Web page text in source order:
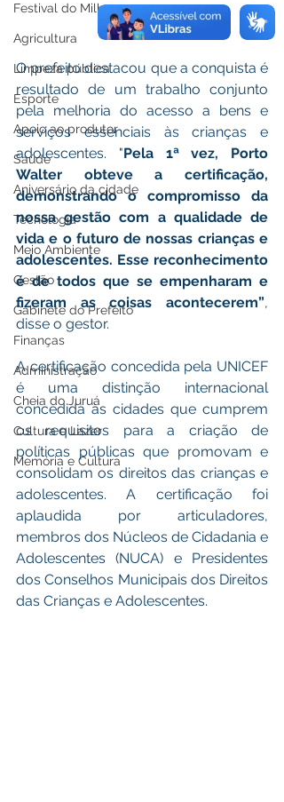
Festival do Milho
Agricultura
Limpeza pública
Esporte
Apoio ao produtor
Saúde
Aniversário da cidade
Tecnologia
Meio Ambiente
Gestão
Gabinete do Prefeito
Finanças
Administração
Cheia do Juruá
Cultura e Lazer
Memória e Cultura
O prefeito destacou que a conquista é
resultado de um trabalho conjunto
pela melhoria do acesso a bens e
serviços essenciais às crianças e
adolescentes. "Pela 1ª vez, Porto
Walter obteve a certificação,
demonstrando o compromisso da
nossa gestão com a qualidade de
vida e o futuro de nossas crianças e
adolescentes. Esse reconhecimento
é de todos que se empenharam e
fizeram as coisas acontecerem”,
disse o gestor.
A certificação concedida pela UNICEF
é uma distinção internacional
concedida às cidades que cumprem
os requisitos para a criação de
políticas públicas que promovam e
consolidam os direitos das crianças e
adolescentes. A certificação foi
aplaudida por articuladores,
membros dos Núcleos de Cidadania e
Adolescentes (NUCA) e Presidentes
dos Conselhos Municipais dos Direitos
das Crianças e Adolescentes.